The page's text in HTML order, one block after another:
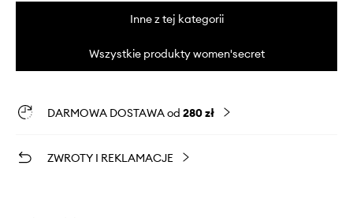
Inne z tej kategorii
Wszystkie produkty women'secret
DARMOWA DOSTAWA od 280 zł
ZWROTY I REKLAMACJE